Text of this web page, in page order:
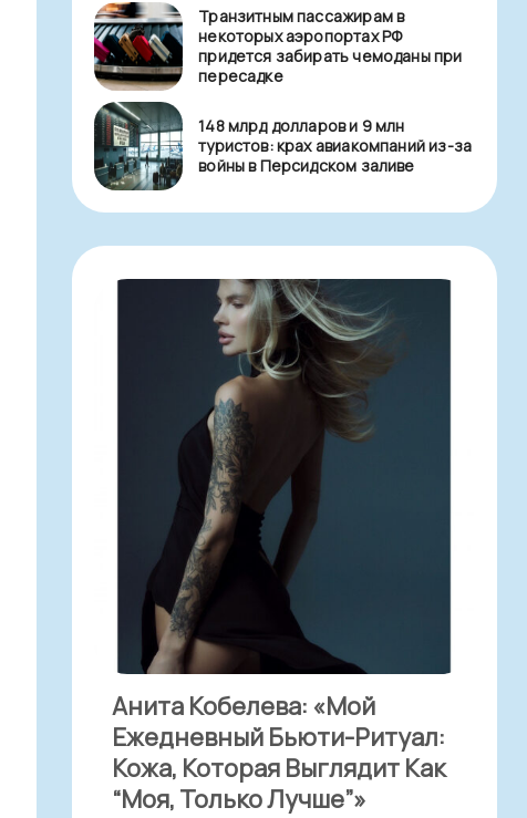
Транзитным пассажирам в
некоторых аэропортах РФ
придется забирать чемоданы при
пересадке
148 млрд долларов и 9 млн
туристов: крах авиакомпаний из-за
войны в Персидском заливе
Анита Кобелева: «Мой
Ежедневный Бьюти-Ритуал:
Кожа, Которая Выглядит Как
“моя, Только Лучше”»